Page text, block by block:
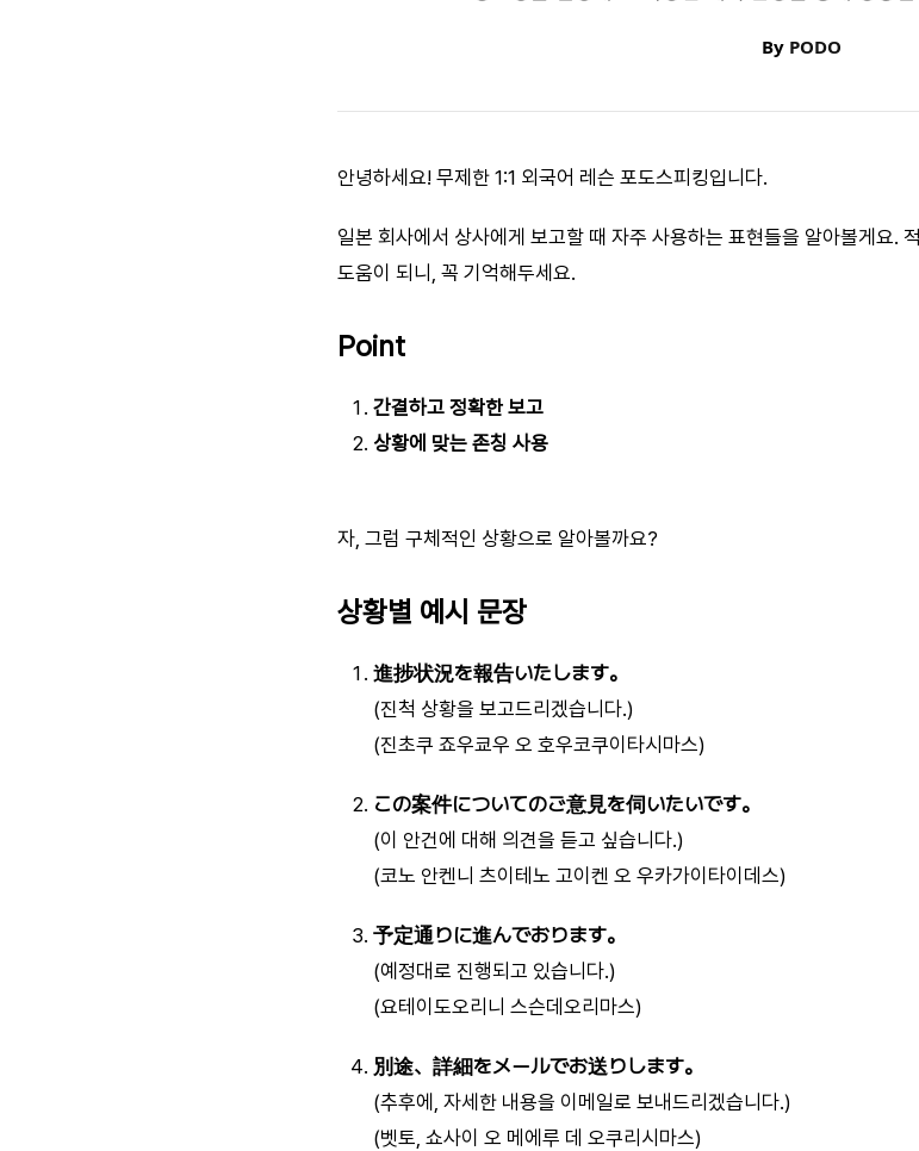
By PODO
안녕하세요! 무제한 1:1 외국어 레슨 포도스피킹입니다.
일본 회사에서 상사에게 보고할 때 자주 사용하는 표현들을 알아볼게요.
도움이 되니, 꼭 기억해두세요.
Point
간결하고 정확한 보고
상황에 맞는 존칭 사용
자, 그럼 구체적인 상황으로 알아볼까요?
상황별 예시 문장
進捗状況を報告いたします。
(진척 상황을 보고드리겠습니다.)
(진초쿠 죠우쿄우 오 호우코쿠이타시마스)
この案件についてのご意見を伺いたいです。
(이 안건에 대해 의견을 듣고 싶습니다.)
(코노 안켄니 츠이테노 고이켄 오 우카가이타이데스)
予定通りに進んでおります。
(예정대로 진행되고 있습니다.)
(요테이도오리니 스슨데오리마스)
別途、詳細をメールでお送りします。
(추후에, 자세한 내용을 이메일로 보내드리겠습니다.)
(벳토, 쇼사이 오 메에루 데 오쿠리시마스)